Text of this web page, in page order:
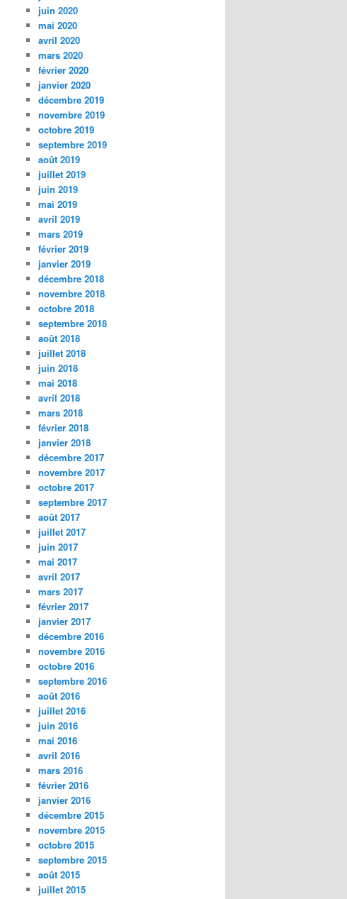
juin 2020
mai 2020
avril 2020
mars 2020
février 2020
janvier 2020
décembre 2019
novembre 2019
octobre 2019
septembre 2019
août 2019
juillet 2019
juin 2019
mai 2019
avril 2019
mars 2019
février 2019
janvier 2019
décembre 2018
novembre 2018
octobre 2018
septembre 2018
août 2018
juillet 2018
juin 2018
mai 2018
avril 2018
mars 2018
février 2018
janvier 2018
décembre 2017
novembre 2017
octobre 2017
septembre 2017
août 2017
juillet 2017
juin 2017
mai 2017
avril 2017
mars 2017
février 2017
janvier 2017
décembre 2016
novembre 2016
octobre 2016
septembre 2016
août 2016
juillet 2016
juin 2016
mai 2016
avril 2016
mars 2016
février 2016
janvier 2016
décembre 2015
novembre 2015
octobre 2015
septembre 2015
août 2015
juillet 2015